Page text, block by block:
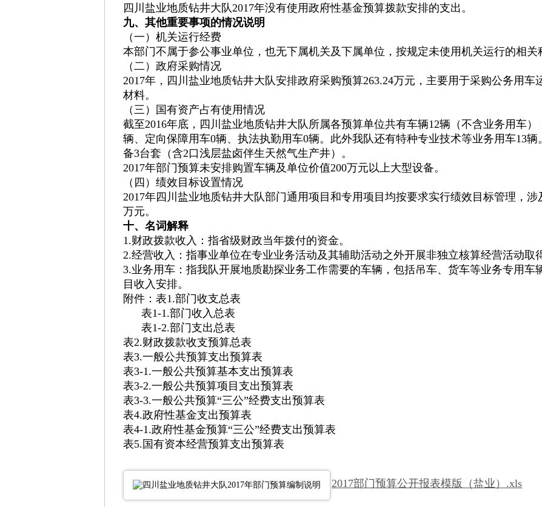
四川盐业地质钻井大队2017年没有使用政府性基金预算拨款安排的支出。
九、其他重要事项的情况说明
（一）机关运行经费
本部门不属于参公事业单位，也无下属机关及下属单位，按规定未使用机关运行的相关
（二）政府采购情况
2017年，四川盐业地质钻井大队安排政府采购预算263.24万元，主要用于采购公务用
材料。
（三）国有资产占有使用情况
截至2016年底，四川盐业地质钻井大队所属各预算单位共有车辆12辆（不含业务用车
辆、定向保障用车0辆、执法执勤用车0辆。此外我队还有特种专业技术等业务用车13
备3台套（含2口浅层盐卤伴生天然气生产井）。
2017年部门预算未安排购置车辆及单位价值200万元以上大型设备。
（四）绩效目标设置情况
2017年四川盐业地质钻井大队部门通用项目和专用项目均按要求实行绩效目标管理，涉
万元。
十、名词解释
1.财政拨款收入：指省级财政当年拨付的资金。
2.经营收入：指事业单位在专业业务活动及其辅助活动之外开展非独立核算经营活动取
3.业务用车：指我队开展地质勘探业务工作需要的车辆，包括吊车、货车等业务专用车
目收入安排。
附件：表1.部门收支总表
表1-1.部门收入总表
表1-2.部门支出总表
表2.财政拨款收支预算总表
表3.一般公共预算支出预算表
表3-1.一般公共预算基本支出预算表
表3-2.一般公共预算项目支出预算表
表3-3.一般公共预算“三公”经费支出预算表
表4.政府性基金支出预算表
表4-1.政府性基金预算“三公”经费支出预算表
表5.国有资本经营预算支出预算表
2017部门预算公开报表模版（盐业）.xls